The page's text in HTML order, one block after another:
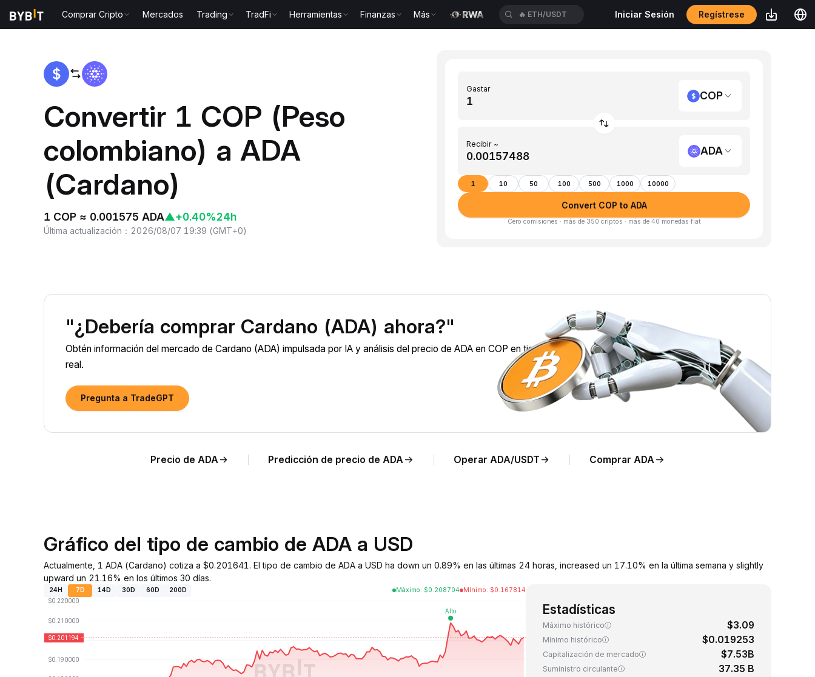
Comprar Cripto Mercados Trading TradFi Herramientas Finanzas Más 🔥 ETH/USDT Iniciar Sesión Regístrese
Convertir 1 COP (Peso
colombiano) a ADA
(Cardano)
1 COP ≈ 0.001575 ADA▲+0.40%24h
Última actualización ： 2026/08/07 19:39 (GMT+0)
Gastar
COP
Recibir ~
ADA
1 10 50 100 500 1000 10000
Convert COP to ADA
Cero comisiones · más de 350 criptos · más de 40 monedas fiat
"¿Debería comprar Cardano (ADA) ahora?"
Obtén información del mercado de Cardano (ADA) impulsada por IA y análisis del precio de ADA en COP en tiempo
real.
Pregunta a TradeGPT
Precio de ADA Predicción de precio de ADA Operar ADA/USDT Comprar ADA
Gráfico del tipo de cambio de ADA a USD
Actualmente, 1 ADA (Cardano) cotiza a $0.201641. El tipo de cambio de ADA a USD ha down un 0.89% en las últimas 24 horas, increased un 17.10% en la última semana y slightly
upward un 21.16% en los últimos 30 días.
24H 7D 14D 30D 60D 200D Máximo: $0.208704 Mínimo: $0.167814
Estadísticas
Máximo histórico $3.09
Mínimo histórico $0.019253
Capitalización de mercado $7.53B
Suministro circulante 37.35 B